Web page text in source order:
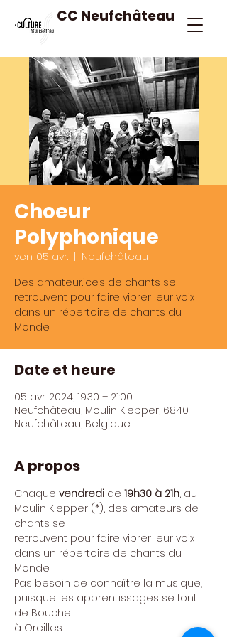
CC Neufchâteau
Choeur
Polyphonique
ven. 05 avr.
Neufchâteau
Des amateur.ice.s de chants se
retrouvent pour faire vibrer leur voix
dans un répertoire de chants du
Monde.
Date et heure
05 avr. 2024, 19:30 – 21:00
Neufchâteau, Moulin Klepper, 6840
Neufchâteau, Belgique
A propos
Chaque vendredi de 19h30 à 21h, au
Moulin Klepper (*), des amateurs de
chants se
retrouvent pour faire vibrer leur voix
dans un répertoire de chants du
Monde.
Pas besoin de connaître la musique,
puisque les apprentissages se font
de Bouche
à Oreilles.